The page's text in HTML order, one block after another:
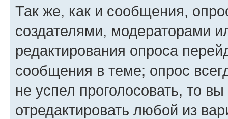
Так же, как и сообщения,
создателями, модераторами
редактирования опроса
сообщения в теме; опрос
не успел проголосовать, то
отредактировать любой из